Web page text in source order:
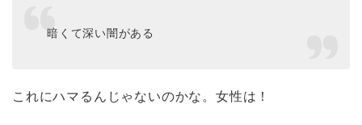
暗くて深い闇がある
これにハマるんじゃないのかな。女性は！